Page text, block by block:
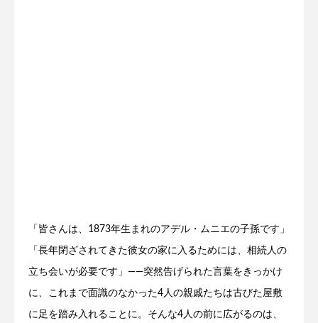
「皆さんは、1873年生まれのアデル・ムニエの子孫です」
「長年閉ざされてきた彼女の家に入るためには、相続人の
立ち会いが必要です」――突然告げられた言葉をきっかけ
に、これまで面識のなかった4人の親戚たちは古びた屋敷
に足を踏み入れることに。そんな4人の前に広がるのは、